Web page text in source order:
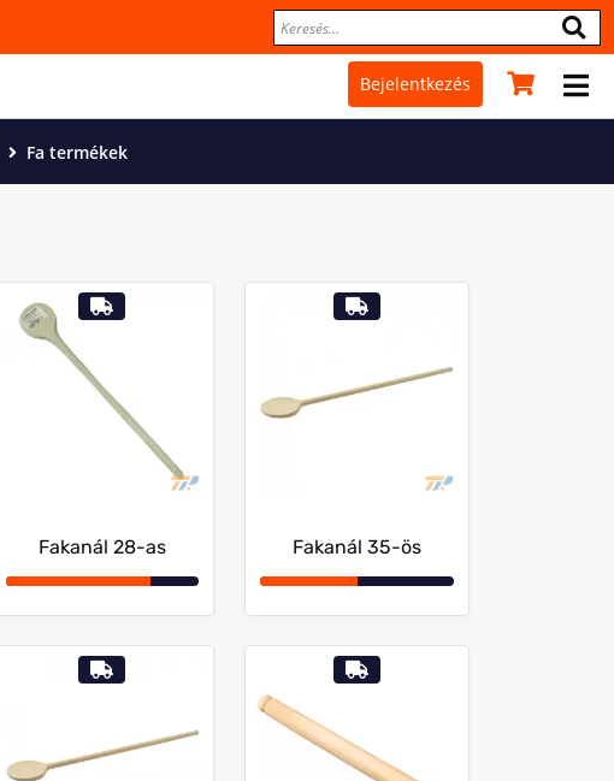
Bejelentkezés
Fa termékek
Fakanál 28-as Fakanál 35-ös